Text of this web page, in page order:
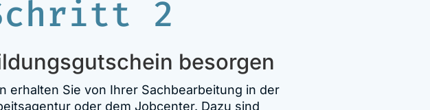
2
besorgen
erhalten Sie von Ihrer Sachbearbeitung in der
oder dem Jobcenter. Dazu sind